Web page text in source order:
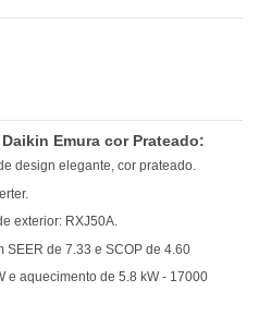
Emura cor Prateado:
design elegante, cor prateado.
exterior: RXJ50A.
SEER de 7.33 e SCOP de 4.60
e aquecimento de 5.8 kW - 17000